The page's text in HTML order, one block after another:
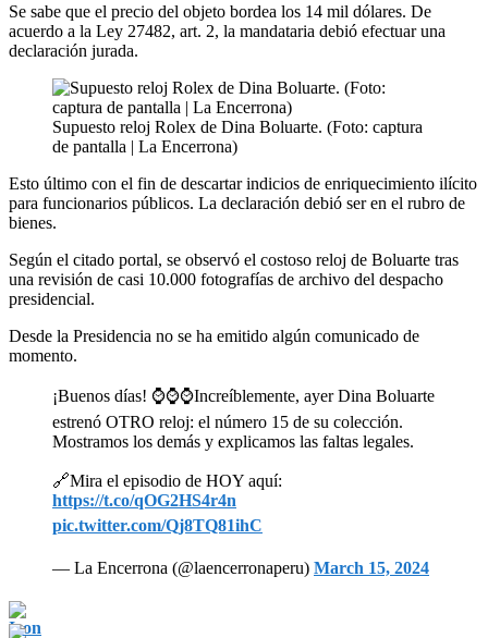
Se sabe que el precio del objeto bordea los 14 mil dólares. De
acuerdo a la Ley 27482, art. 2, la mandataria debió efectuar una
declaración jurada.
Supuesto reloj Rolex de Dina Boluarte. (Foto: captura
de pantalla | La Encerrona)
Esto último con el fin de descartar indicios de enriquecimiento ilícito
para funcionarios públicos. La declaración debió ser en el rubro de
bienes.
Según el citado portal, se observó el costoso reloj de Boluarte tras
una revisión de casi 10.000 fotografías de archivo del despacho
presidencial.
Desde la Presidencia no se ha emitido algún comunicado de
momento.
¡Buenos días! ⌚️⌚️⌚️Increíblemente, ayer Dina Boluarte
estrenó OTRO reloj: el número 15 de su colección.
Mostramos los demás y explicamos las faltas legales.
🔗Mira el episodio de HOY aquí:
https://t.co/qOG2HS4r4n
pic.twitter.com/Qj8TQ81ihC
— La Encerrona (@laencerronaperu) March 15, 2024